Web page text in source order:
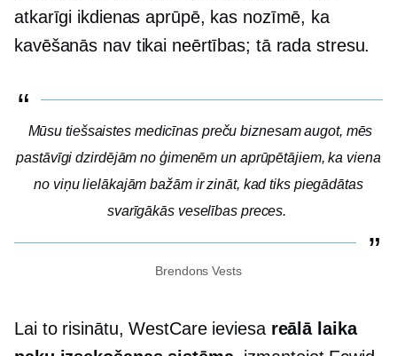
atkarīgi ikdienas aprūpē, kas nozīmē, ka
kavēšanās nav tikai neērtības; tā rada stresu.
Mūsu tiešsaistes medicīnas preču biznesam augot, mēs
pastāvīgi dzirdējām no ģimenēm un aprūpētājiem, ka viena
no viņu lielākajām bažām ir zināt, kad tiks piegādātas
svarīgākās veselības preces.
Brendons Vests
Lai to risinātu, WestCare ieviesa reālā laika